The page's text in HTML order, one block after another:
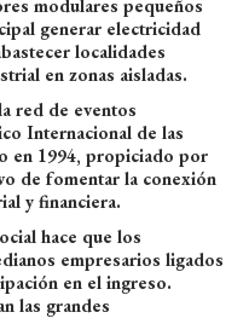
modulares pequeños
generar electricidad
localidades
en zonas aisladas.
red de eventos
Internacional de las
en 1994, propiciado por
de fomentar la conexión
y financiera.
hace que los
empresarios ligados
en el ingreso.
las grandes